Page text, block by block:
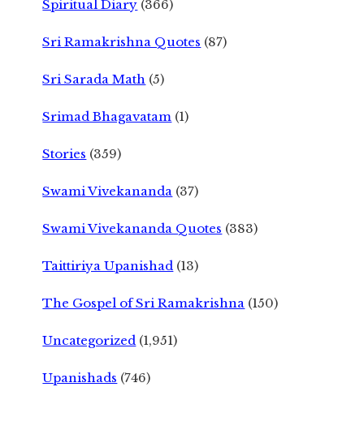
Spiritual Diary (366)
Sri Ramakrishna Quotes (87)
Sri Sarada Math (5)
Srimad Bhagavatam (1)
Stories (359)
Swami Vivekananda (37)
Swami Vivekananda Quotes (383)
Taittiriya Upanishad (13)
The Gospel of Sri Ramakrishna (150)
Uncategorized (1,951)
Upanishads (746)